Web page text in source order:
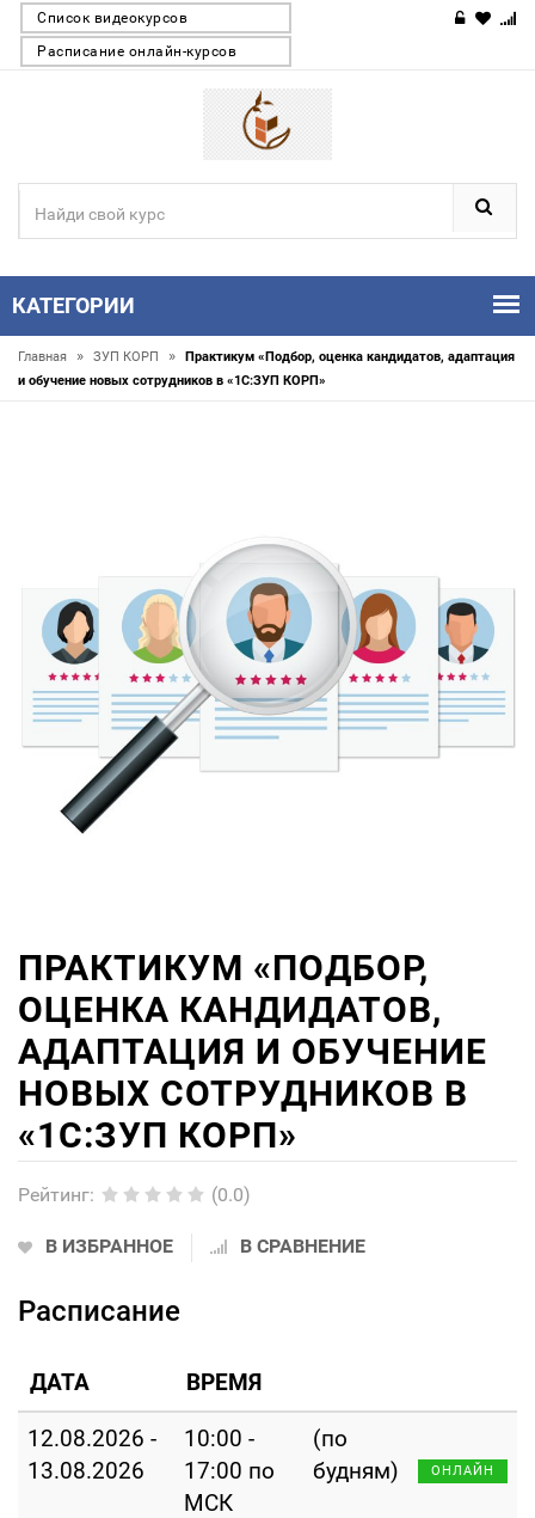
Список видеокурсов
Расписание онлайн-курсов
КАТЕГОРИИ
Главная » ЗУП КОРП »
Практикум «Подбор, оценка кандидатов, адаптация
и обучение новых сотрудников в «1С:ЗУП КОРП»
ПРАКТИКУМ «ПОДБОР,
ОЦЕНКА КАНДИДАТОВ,
АДАПТАЦИЯ И ОБУЧЕНИЕ
НОВЫХ СОТРУДНИКОВ В
«1С:ЗУП КОРП»
Рейтинг: (0.0)
В ИЗБРАННОЕ В СРАВНЕНИЕ
Расписание
ДАТА ВРЕМЯ
12.08.2026 -
13.08.2026
10:00 -
17:00 по
МСК
(по
будням)
ОНЛАЙН